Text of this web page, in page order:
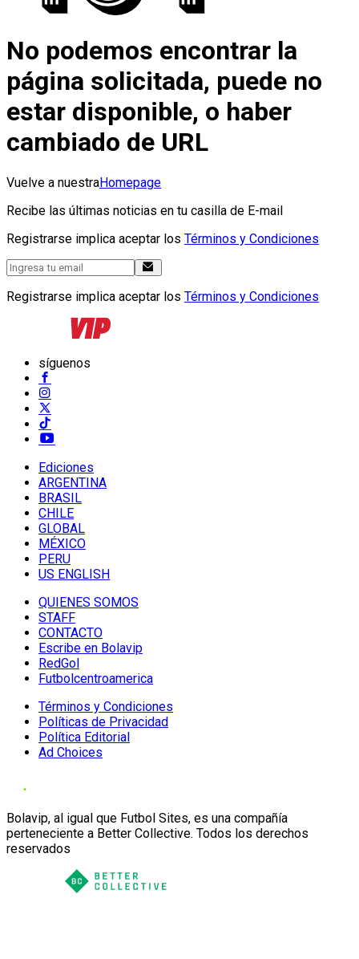
No podemos encontrar la
página solicitada, puede no
estar disponible, o haber
cambiado de URL
Vuelve a nuestraHomepage
Recibe las últimas noticias en tu casilla de E-mail
Registrarse implica aceptar los Términos y Condiciones
Registrarse implica aceptar los Términos y Condiciones
síguenos
Ediciones
ARGENTINA
BRASIL
CHILE
GLOBAL
MÉXICO
PERU
US ENGLISH
QUIENES SOMOS
STAFF
CONTACTO
Escribe en Bolavip
RedGol
Futbolcentroamerica
Términos y Condiciones
Políticas de Privacidad
Política Editorial
Ad Choices
Bolavip, al igual que Futbol Sites, es una compañía
perteneciente a Better Collective. Todos los derechos
reservados